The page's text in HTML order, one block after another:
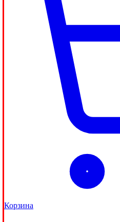
Корзина